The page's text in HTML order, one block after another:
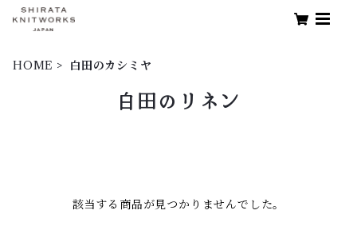
HOME 白田のカシミヤ
白田のリネン
該当する商品が見つかりませんでした。